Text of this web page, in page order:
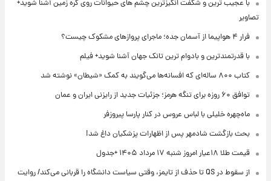
با عجیب ترین و شگفت انگیزترین چشم های حیوانات روی کره زمین آشنا شوید+
تصاویر
فرار ۴ هواپیما از آسمان جده؛ ماجرای پروازهای مشکوک چیست؟
با قدرتمندترین و بادوام ترین تانک جهان آشنا شوید+ فیلم
کتاب ۸۰۰ ساله‌ای که افسانه‌ها می‌گویند به کمک «شیطان» نوشته شد
توافق ۶۰ روزه برای تنگه هرمز؛ جزئیات جدید از رایزنی ایران و عمان
ماه‌چهره خلیلی با لباس عروس در کنار پارسا پیروزفر
بحث بازگشت شادمهر پس از اظهارات پزشکیان داغ شد!
قیمت طلا ۱۸عیار امروز شنبه ۱۷ مرداد ۱۴۰۵ +جدول
از سقوط در QS تا حذف از تایمز، وقتی سیاست دانشگاه را قربانی می‌کند/ روایت